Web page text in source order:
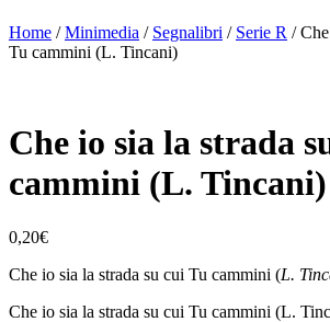
Home /Minimedia / Segnalibri / Serie R /
Tu cammini (L. Tincani)
Che io sia la strada
cammini (L. Tincani)
0,20€
Che io sia la strada su cui Tu cammini (L.
Che io sia la strada su cui Tu cammini (L.